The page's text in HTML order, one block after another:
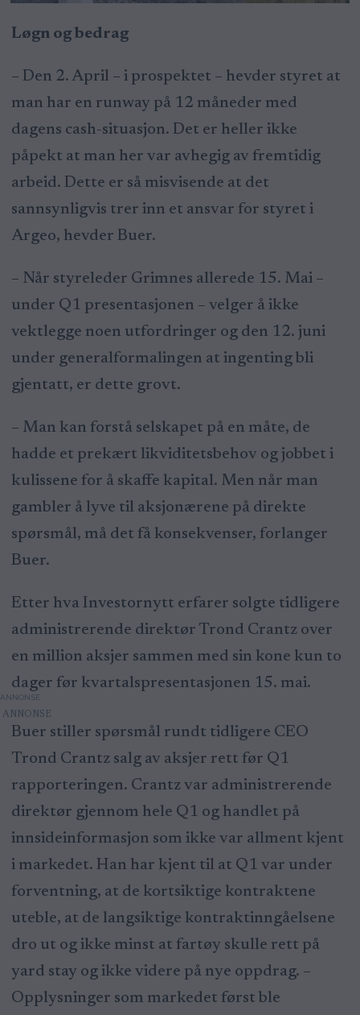
Løgn og bedrag
– Den 2. April – i prospektet – hevder styret at
man har en runway på 12 måneder med
dagens cash-situasjon. Det er heller ikke
påpekt at man her var avhegig av fremtidig
arbeid. Dette er så misvisende at det
sannsynligvis trer inn et ansvar for styret i
Argeo, hevder Buer.
– Når styreleder Grimnes allerede 15. Mai –
under Q1 presentasjonen – velger å ikke
vektlegge noen utfordringer og den 12. juni
under generalformalingen at ingenting bli
gjentatt, er dette grovt.
– Man kan forstå selskapet på en måte, de
hadde et prekært likviditetsbehov og jobbet i
kulissene for å skaffe kapital. Men når man
gambler å lyve til aksjonærene på direkte
spørsmål, må det få konsekvenser, forlanger
Buer.
Etter hva Investornytt erfarer solgte tidligere
administrerende direktør Trond Crantz over
en million aksjer sammen med sin kone kun to
dager før kvartalspresentasjonen 15. mai.
ANNONSE
Buer stiller spørsmål rundt tidligere CEO
Trond Crantz salg av aksjer rett før Q1
rapporteringen. Crantz var administrerende
direktør gjennom hele Q1 og handlet på
innsideinformasjon som ikke var allment kjent
i markedet. Han har kjent til at Q1 var under
forventning, at de kortsiktige kontraktene
uteble, at de langsiktige kontraktinngåelsene
dro ut og ikke minst at fartøy skulle rett på
yard stay og ikke videre på nye oppdrag. –
Opplysninger som markedet først ble